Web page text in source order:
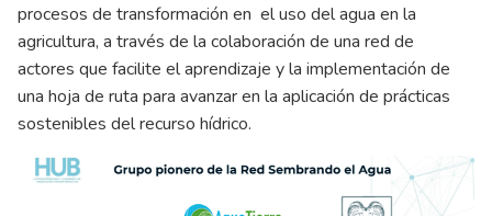
procesos de transformación en el uso del agua en la
agricultura, a través de la colaboración de una red de
actores que facilite el aprendizaje y la implementación de
una hoja de ruta para avanzar en la aplicación de prácticas
sostenibles del recurso hídrico.